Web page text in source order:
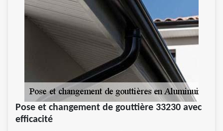
Pose et changement de gouttière 33230 avec
efficacité